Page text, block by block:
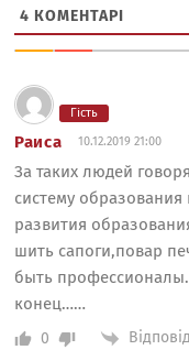
4 КОМЕНТАРІ
Гість
Раиса 10.12.2019 21:00
За таких людей
систему образования
развития
шить сапоги,повар
быть
конец……
0